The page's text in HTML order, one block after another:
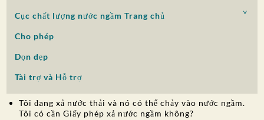
DỊCH VỤ TRỰC TUYẾN
Cục chất lượng nước ngầm Trang chủ
Cho phép
Dọn dẹp
Tài trợ và Hỗ trợ
Tôi đang xả nước thải và nó có thể chảy vào nước ngầm.
Tôi có cần Giấy phép xả nước ngầm không?